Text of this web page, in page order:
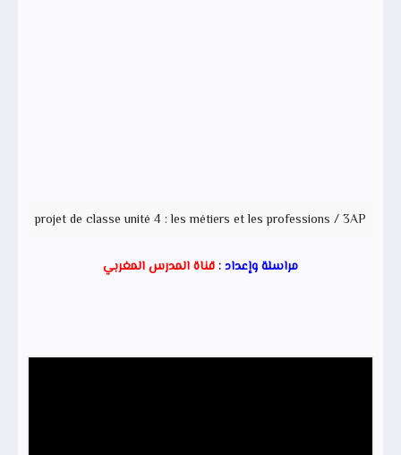
projet de classe unité 4 : les métiers et les professions / 3AP
مراسلة وإعداد:قناة المدرس المغربي